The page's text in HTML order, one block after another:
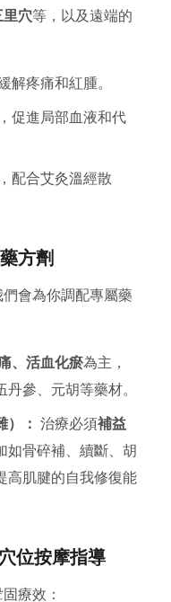
里穴等，以及遠端的
解疼痛和紅腫。
促進局部血液和代
配合艾灸溫經散
方劑
會為你調配專屬藥
、活血化瘀為主，
參、元胡等藥材。
： 治療必須補益
如骨碎補、續斷、胡
高肌腱的自我修復能
位按摩指導
療效：